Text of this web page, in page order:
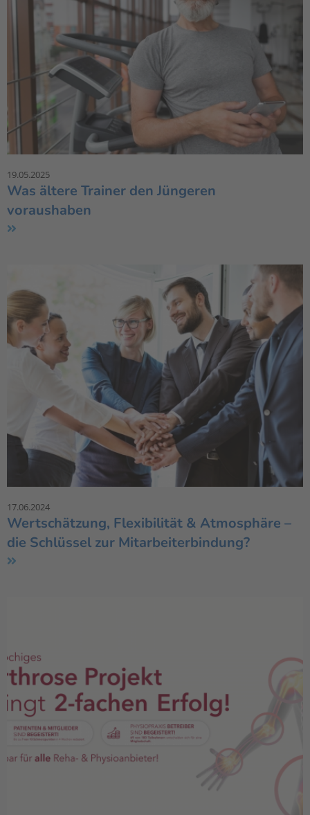
19.05.2025
Was ältere Trainer den Jüngeren
voraushaben
17.06.2024
Wertschätzung, Flexibilität & Atmosphäre –
die Schlüssel zur Mitarbeiterbindung?